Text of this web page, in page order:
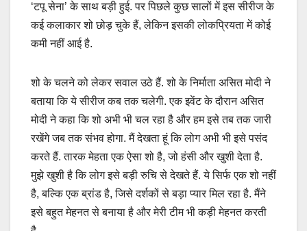
‘टपू सेना’ के साथ बड़ी हुई. पर पिछले कुछ सालों में इस सीरीज के
कई कलाकार शो छोड़ चुके हैं, लेकिन इसकी लोकप्रियता में कोई
कमी नहीं आई है.
शो के चलने को लेकर सवाल उठे हैं. शो के निर्माता असित मोदी ने
बताया कि ये सीरीज कब तक चलेगी. एक इवेंट के दौरान असित
मोदी ने कहा कि शो अभी भी चल रहा है और हम इसे तब तक जारी
रखेंगे जब तक संभव होगा. मैं देखता हूं कि लोग अभी भी इसे पसंद
करते हैं. तारक मेहता एक ऐसा शो है, जो हंसी और खुशी देता है.
मुझे खुशी है कि लोग इसे बड़ी रुचि से देखते हैं. ये सिर्फ एक शो नहीं
है, बल्कि एक ब्रांड है, जिसे दर्शकों से बड़ा प्यार मिल रहा है. मैंने
इसे बहुत मेहनत से बनाया है और मेरी टीम भी कड़ी मेहनत करती